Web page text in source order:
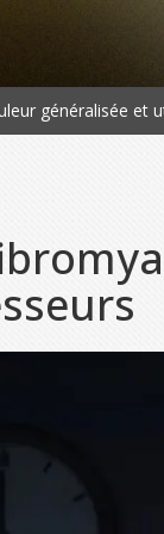
généralisée et